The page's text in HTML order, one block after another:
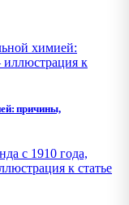
причины,